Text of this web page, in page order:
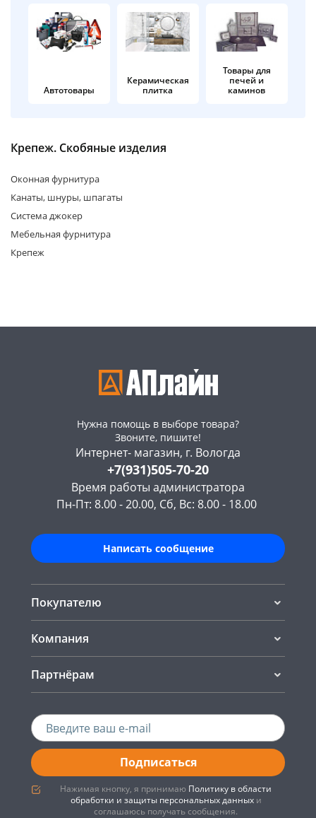
Автотовары
Керамическая
плитка
Товары для
печей и
каминов
Крепеж. Скобяные изделия
Оконная фурнитура
Канаты, шнуры, шпагаты
Система джокер
Мебельная фурнитура
Крепеж
Нужна помощь в выборе товара?
Звоните, пишите!
Интернет- магазин, г. Вологда
+7(931)505-70-20
Время работы администратора
Пн-Пт: 8.00 - 20.00, Сб, Вс: 8.00 - 18.00
Написать сообщение
Покупателю
Компания
Партнёрам
Подписаться
Нажимая кнопку, я принимаю Политику в области
обработки и защиты персональных данныхи
соглашаюсь получать сообщения.
недели